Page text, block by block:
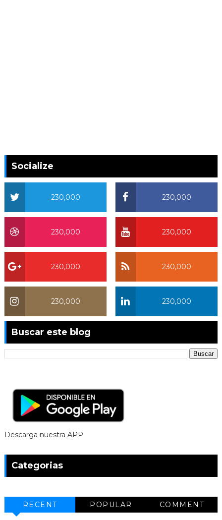
Socialize
230,000
230,000
230,000
230,000
230,000
230,000
230,000
230,000
Buscar este blog
Descarga nuestra APP
Categorias
RECENT POPULAR COMMENT